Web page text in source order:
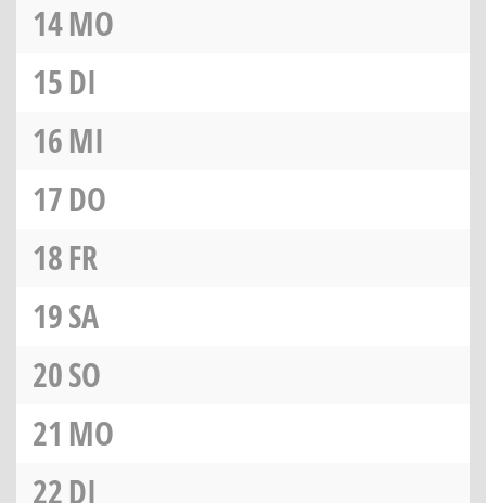
14MO
15DI
16MI
17DO
18FR
19SA
20SO
21 MO
22DI